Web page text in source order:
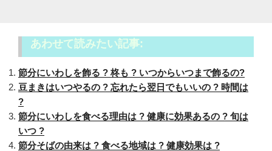
あわせて読みたい記事:
節分にいわしを飾る ? 柊も ? いつからいつまで飾るの?
豆まきはいつやるの ? 忘れたら翌日でもいいの ? 時間は
?
節分にいわしを食べる理由は ? 健康に効果あるの ? 旬は
いつ ?
節分そばの由来は ? 食べる地域は ? 健康効果は ?